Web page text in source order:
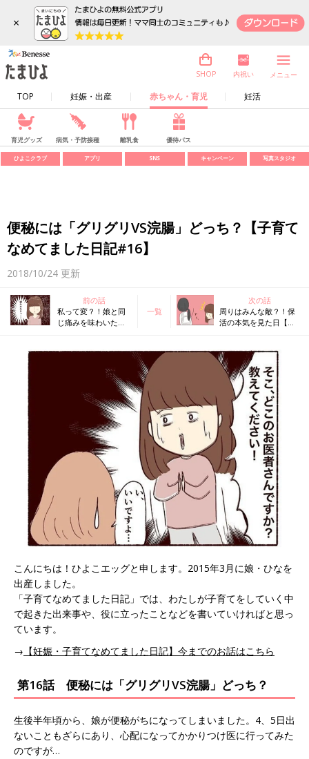
×
TOP 妊娠・出産 赤ちゃん・育児 妊活
SHOP 内祝い メニュー
育児グッズ 病気・予防接種 離乳食 優待パス
ひよこクラブ アプリ SNS キャンペーン 写真スタジオ
便秘には「グリグリVS浣腸」どっち？【子育て
なめてました日記#16】
2018/10/24 更新
前の話
私って変？！娘と同
じ痛みを味わいたい
一覧
次の話
周りはみんな敵？！保
活の本気を見た日【子
こんにちは！ひよこエッグと申します。2015年3月に娘・ひなを
出産しました。
「子育てなめてました日記」では、わたしが子育てをしていく中
で起きた出来事や、役に立ったことなどを書いていければと思っ
ています。
→ 【妊娠・子育てなめてました日記】今までのお話はこちら
第16話 便秘には「グリグリVS浣腸」どっち？
生後半年頃から、娘が便秘がちになってしまいました。4、5日出
ないこともざらにあり、心配になってかかりつけ医に行ってみた
のですが…